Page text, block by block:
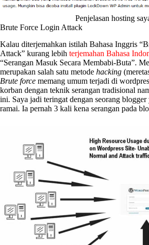
Penjelasan hosting
Brute Force Login Attack
Kalau diterjemahkan istilah Bahasa Inggris
Attack” kurang lebih terjemahan Bahasa
“Serangan Masuk Secara Membabi-Buta”.
merupakan salah satu metode hacking
Brute force memang umum terjadi di
korban dengan teknik serangan tradisional
ini. Saya jadi teringat dengan seorang
ramai. Ia pernah 3 kali kena serangan pada